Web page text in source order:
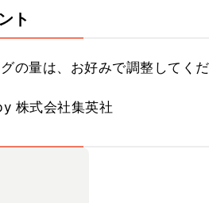
ト
の量は、お好みで調整してくだ
株式会社集英社